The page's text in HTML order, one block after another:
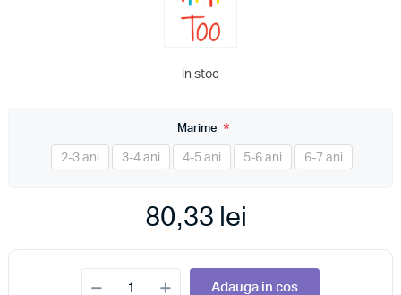
in stoc
Marime *
2-3 ani 3-4 ani 4-5 ani 5-6 ani 6-7 ani
80,33 lei
Adauga in cos